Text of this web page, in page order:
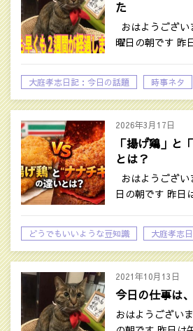
た
おはようござ
曜日の朝です 昨
大庭孝志日記：今日の話題 時事ネタ
2026年3月17日
「揚げ鶏」と
とは？
おはようござ
日の朝です 昨日
どうでもいいような豆知識 大庭孝志
2021年10月13日
今日の仕事は
おはようござい